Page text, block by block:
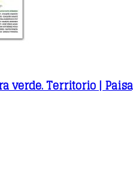
verde. Territorio |